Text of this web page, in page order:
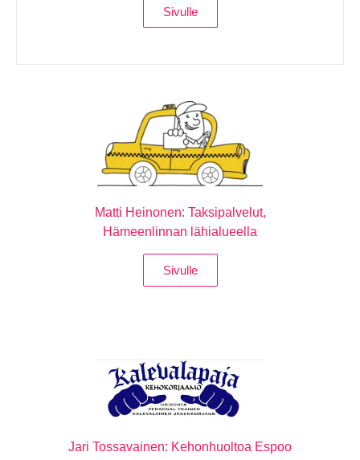
Sivulle
Matti Heinonen: Taksipalvelut,
Hämeenlinnan lähialueella
Sivulle
Jari Tossavainen: Kehonhuoltoa Espoo